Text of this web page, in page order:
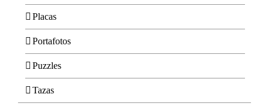
Placas
Portafotos
Puzzles
Tazas